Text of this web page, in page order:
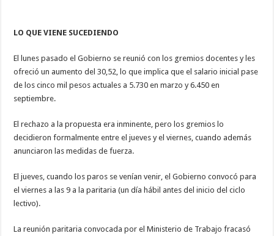
LO QUE VIENE SUCEDIENDO
El lunes pasado el Gobierno se reunió con los gremios docentes y les
ofreció un aumento del 30,52, lo que implica que el salario inicial pase
de los cinco mil pesos actuales a 5.730 en marzo y 6.450 en
septiembre.
El rechazo a la propuesta era inminente, pero los gremios lo
decidieron formalmente entre el jueves y el viernes, cuando además
anunciaron las medidas de fuerza.
El jueves, cuando los paros se venían venir, el Gobierno convocó para
el viernes a las 9 a la paritaria (un día hábil antes del inicio del ciclo
lectivo).
La reunión paritaria convocada por el Ministerio de Trabajo fracasó